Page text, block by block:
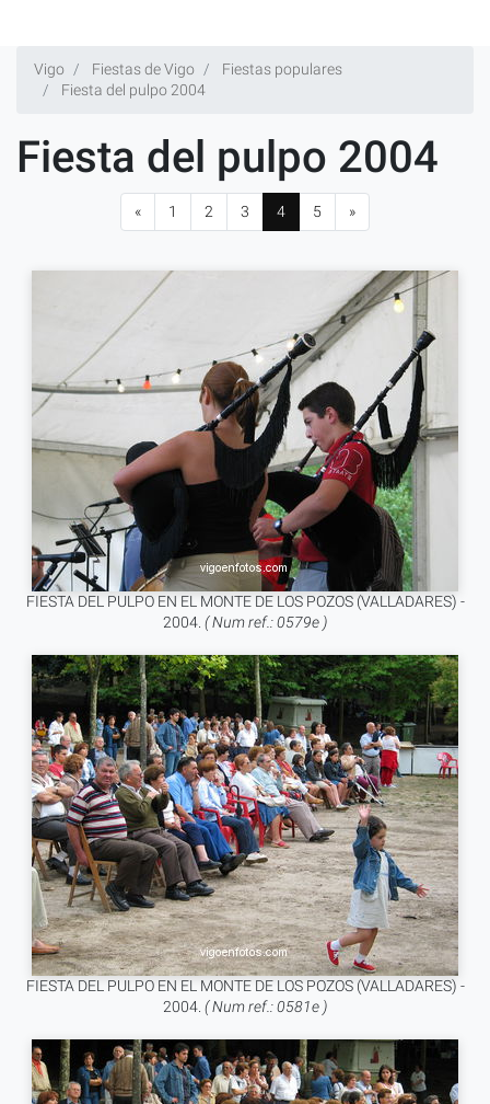
Vigo Fiestas de Vigo
Fiestas populares
Fiesta del pulpo 2004
Fiesta del pulpo 2004
« 1 2 3 4 5 »
FIESTA DEL PULPO EN EL MONTE DE LOS POZOS (VALLADARES) -
2004. ( Num ref.: 0579e )
FIESTA DEL PULPO EN EL MONTE DE LOS POZOS (VALLADARES) -
2004. ( Num ref.: 0581e )